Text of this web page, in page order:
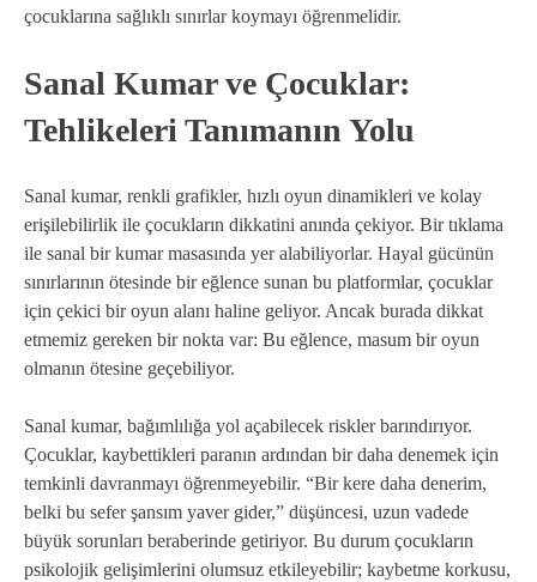
çocuklarına sağlıklı sınırlar koymayı öğrenmelidir.
Sanal Kumar ve Çocuklar:
Tehlikeleri Tanımanın Yolu
Sanal kumar, renkli grafikler, hızlı oyun dinamikleri ve kolay
erişilebilirlik ile çocukların dikkatini anında çekiyor. Bir tıklama
ile sanal bir kumar masasında yer alabiliyorlar. Hayal gücünün
sınırlarının ötesinde bir eğlence sunan bu platformlar, çocuklar
için çekici bir oyun alanı haline geliyor. Ancak burada dikkat
etmemiz gereken bir nokta var: Bu eğlence, masum bir oyun
olmanın ötesine geçebiliyor.
Sanal kumar, bağımlılığa yol açabilecek riskler barındırıyor.
Çocuklar, kaybettikleri paranın ardından bir daha denemek için
temkinli davranmayı öğrenmeyebilir. “Bir kere daha denerim,
belki bu sefer şansım yaver gider,” düşüncesi, uzun vadede
büyük sorunları beraberinde getiriyor. Bu durum çocukların
psikolojik gelişimlerini olumsuz etkileyebilir; kaybetme korkusu,